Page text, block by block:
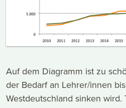
Auf dem Diagramm ist zu
der Bedarf an Lehrer/innen
Westdeutschland sinken